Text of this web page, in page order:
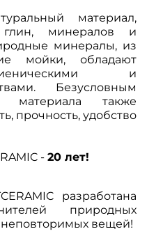
материал,
минералов и
минералы, из
мойки, обладают
и
Безусловным
материала также
прочность, удобство
- 20 лет!
разработана
природных
вещей!